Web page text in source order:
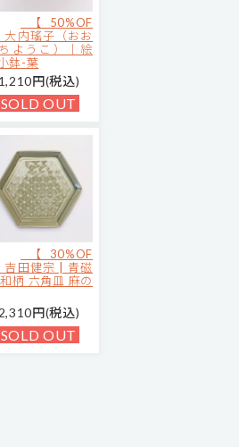
【50%OF
大内瑤子（おお
ようこ）｜絵
鉢-葉
1,210円(税込)
SOLD OUT
【30%OF
吉田健宗 | 青磁
柄 六角皿 麻の
2,310円(税込)
SOLD OUT